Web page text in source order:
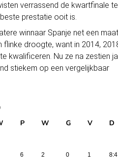
verrassend de kwartfinale te
prestatie ooit is.
winnaar Spanje net een
flinke droogte, want in 2014,
kwalificeren. Nu ze na zestien
stiekem op een vergelijkbaar
P W G V D
6 2 0 1 8:4